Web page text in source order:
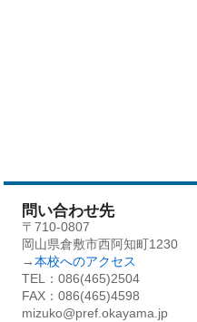
問い合わせ先
〒710-0807
岡山県倉敷市西阿知町1230
→本校へのアクセス
TEL：086(465)2504
FAX：086(465)4598
mizuko@pref.okayama.jp